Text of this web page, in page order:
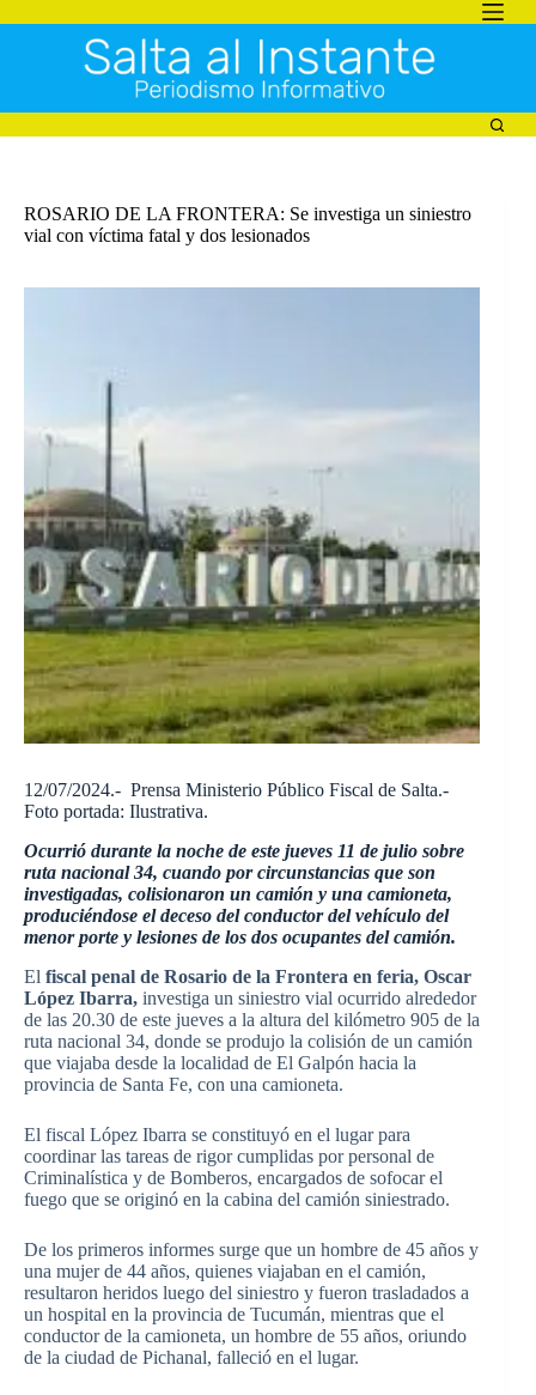
al
ROSARIO DE LA FRONTERA: Se investiga un siniestro
vial con víctima fatal y dos lesionados
12/07/2024.- Prensa Ministerio Público Fiscal de Salta.-
Foto portada: Ilustrativa.
Ocurrió durante la noche de este jueves 11 de julio sobre
ruta nacional 34, cuando por circunstancias que son
investigadas, colisionaron un camión y una camioneta,
produciéndose el deceso del conductor del vehículo del
menor porte y lesiones de los dos ocupantes del camión.
El fiscal penal de Rosario de la Frontera en feria, Oscar
López Ibarra, investiga un siniestro vial ocurrido alrededor
de las 20.30 de este jueves a la altura del kilómetro 905 de la
ruta nacional 34, donde se produjo la colisión de un camión
que viajaba desde la localidad de El Galpón hacia la
provincia de Santa Fe, con una camioneta.
El fiscal López Ibarra se constituyó en el lugar para
coordinar las tareas de rigor cumplidas por personal de
Criminalística y de Bomberos, encargados de sofocar el
fuego que se originó en la cabina del camión siniestrado.
De los primeros informes surge que un hombre de 45 años y
una mujer de 44 años, quienes viajaban en el camión,
resultaron heridos luego del siniestro y fueron trasladados a
un hospital en la provincia de Tucumán, mientras que el
conductor de la camioneta, un hombre de 55 años, oriundo
de la ciudad de Pichanal, falleció en el lugar.